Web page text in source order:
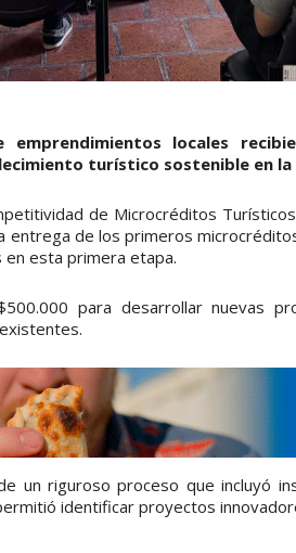
locales
turístico sostenible en la
de Microcréditos
entrega de los primeros
esta primera etapa.
para desarrollar nuevas
un riguroso proceso que incluyó
identificar proyectos